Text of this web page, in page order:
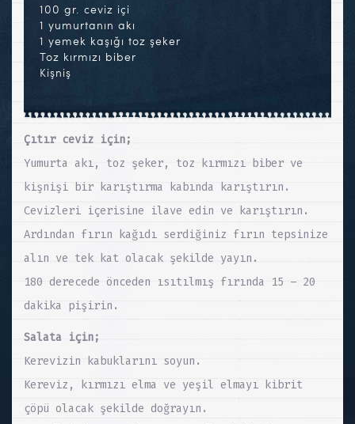
100 gr. ceviz içi
1 yumurtanın akı
1 yemek kaşığı toz şeker
Toz kırmızı biber
Kişniş
Çıtır ceviz için;
Yumurta akı, toz şeker, toz kırmızı biber ve
kişnişi bir karıştırma kabında karıştırın.
Cevizleri içerisine ilave edin ve karıştırın.
Ardından fırın kağıdı serdiğiniz fırın tepsinize
alın ve tek kat olacak şekilde yayın.
180 derecede önceden ısıtılmış fırında 15 – 20
dakika pişirin.
Salata için;
Kerevizin kabuklarını soyun.
Kereviz, kırmızı elma ve yeşil elmayı kibrit
çöpü olacak şekilde doğrayın.